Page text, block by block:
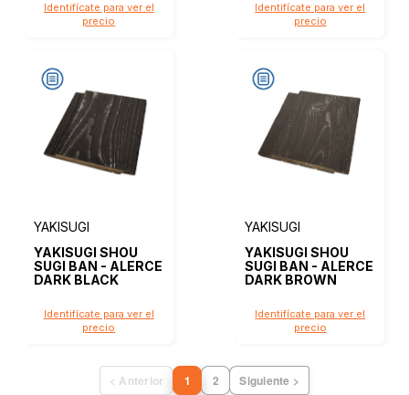
Identifícate para ver el
precio
Identifícate para ver el
precio
YAKISUGI
YAKISUGI SHOU
SUGI BAN - ALERCE
DARK BLACK
Identifícate para ver el
precio
YAKISUGI
YAKISUGI SHOU
SUGI BAN - ALERCE
DARK BROWN
Identifícate para ver el
precio
< Anterior 1 2 Siguiente >